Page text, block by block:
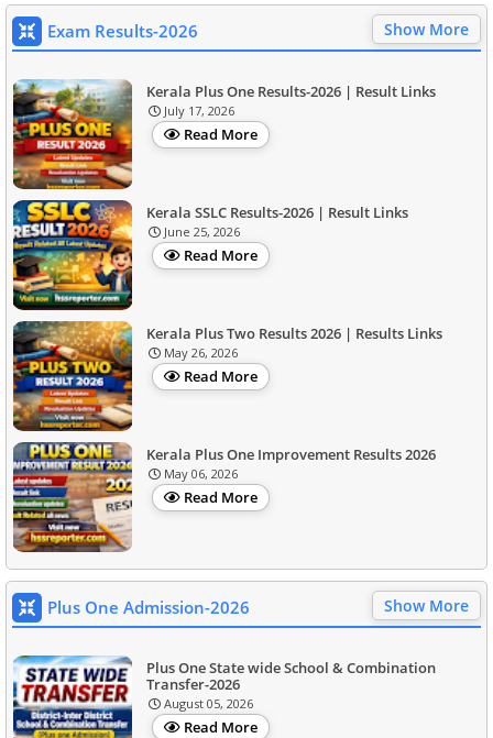
Exam Results-2026 Show More
Kerala Plus One Results-2026 | Result Links
July 17, 2026
Read More
Kerala SSLC Results-2026 | Result Links
June 25, 2026
Read More
Kerala Plus Two Results 2026 | Results Links
May 26, 2026
Read More
Kerala Plus One Improvement Results 2026
May 06, 2026
Read More
Plus One Admission-2026 Show More
Plus One State wide School & Combination
Transfer-2026
August 05, 2026
Read More